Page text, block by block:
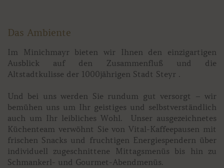
Das Ambiente
Im Minichmayr bieten wir Ihnen den einzigartigen
Ausblick auf den Zusammenfluß und die
Altstadtkulisse der 1000jährigen Stadt Steyr .
Und bei uns werden Sie rundum gut versorgt – wir
bemühen uns um Ihr geistiges und selbstverständlich
auch um Ihr leibliches Wohl. Unser ausgezeichnetes
Küchenteam verwöhnt Sie von Vital-Kaffeepausen mit
frischen Snacks und fruchtigen Energiespendern über
individuell zugeschnittene Mittagsmenüs bis hin zu
Schmankerl- und Gourmet-Abendmenüs.